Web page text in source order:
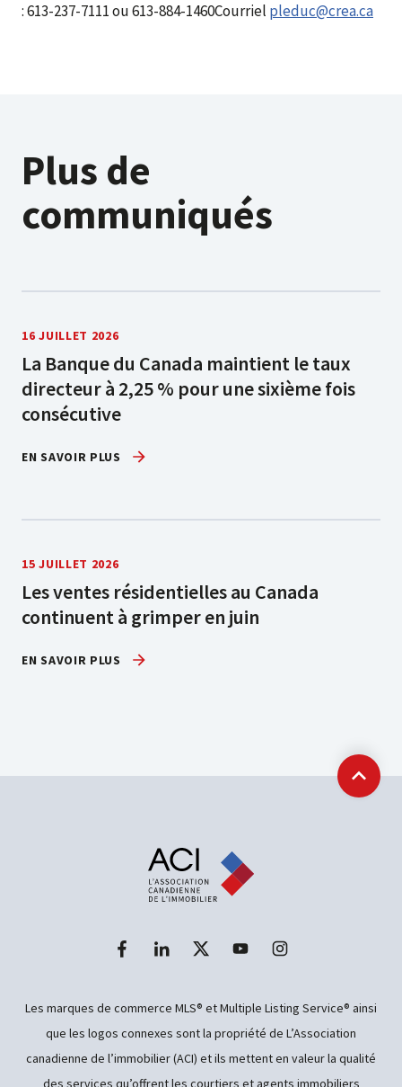
: 613-237-7111 ou 613-884-1460Courriel pleduc@crea.ca
Plus de
communiqués
16 JUILLET 2026
La Banque du Canada maintient le taux
directeur à 2,25 % pour une sixième fois
consécutive
EN SAVOIR PLUS
15 JUILLET 2026
Les ventes résidentielles au Canada
continuent à grimper en juin
EN SAVOIR PLUS
Les marques de commerce MLS® et Multiple Listing Service® ainsi
que les logos connexes sont la propriété de L’Association
canadienne de l’immobilier (ACI) et ils mettent en valeur la qualité
des services qu’offrent les courtiers et agents immobiliers